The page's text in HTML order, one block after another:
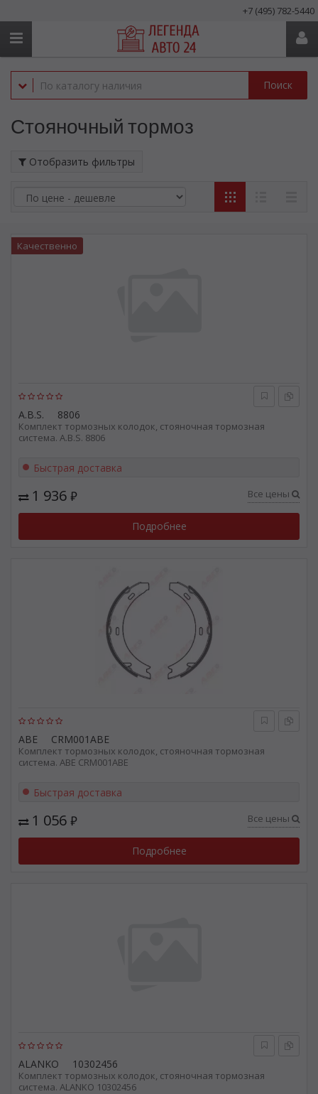
+7 (495) 782-5440
Поиск
Стояночный тормоз
Отобразить фильтры
A.B.S. 8806
Комплект тормозных колодок, стояночная тормозная
система. A.B.S. 8806
Качественно
Быстрая доставка
1 936 ₽ Все цены
Подробнее
ABE CRM001ABE
Комплект тормозных колодок, стояночная тормозная
система. ABE CRM001ABE
Быстрая доставка
1 056 ₽ Все цены
Подробнее
ALANKO 10302456
Комплект тормозных колодок, стояночная тормозная
система. ALANKO 10302456